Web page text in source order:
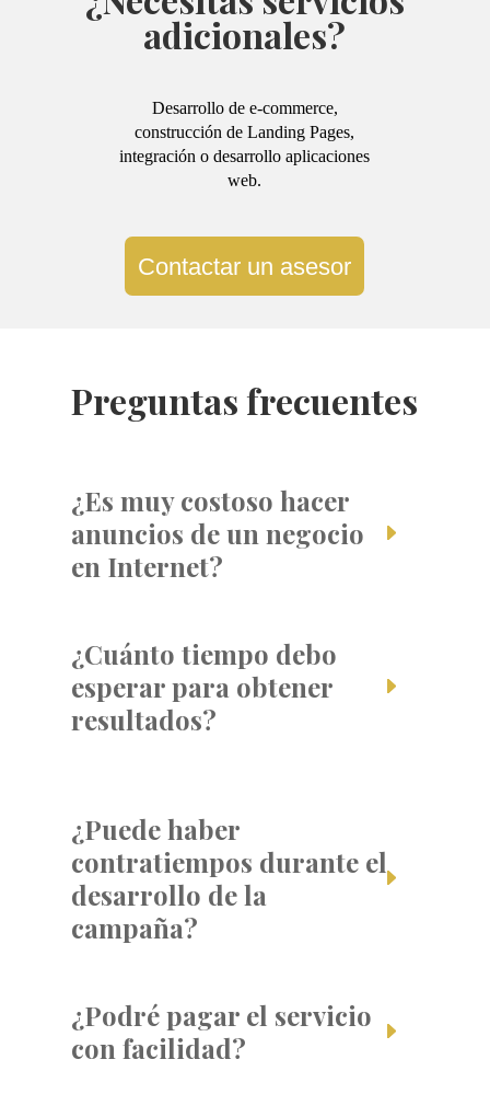
adicionales?
Desarrollo de e-commerce,
construcción de Landing Pages,
integración o desarrollo aplicaciones
web.
Contactar un asesor
Preguntas frecuentes
¿Es muy costoso hacer
anuncios de un negocio
en Internet?
¿Cuánto tiempo debo
esperar para obtener
resultados?
¿Puede haber
contratiempos durante el
desarrollo de la
campaña?
¿Podré pagar el servicio
con facilidad?